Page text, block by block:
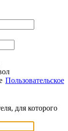
Пользовательское
для которого